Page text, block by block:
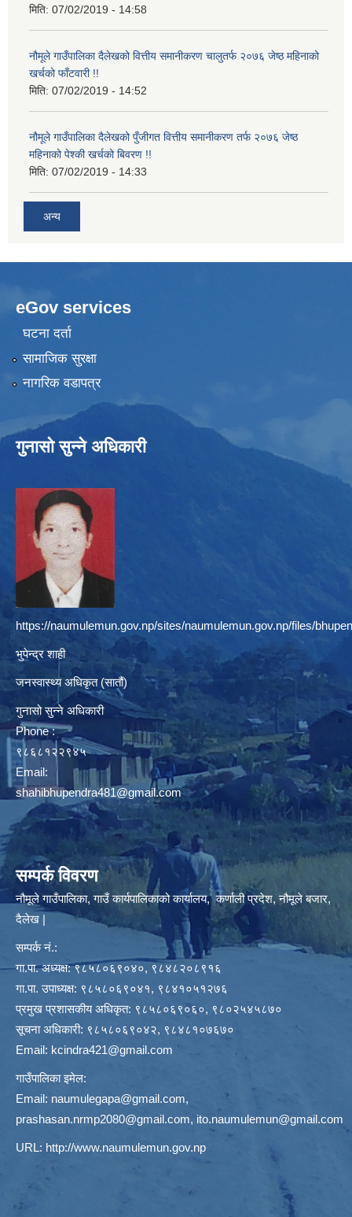
मिति: 07/02/2019 - 14:58
नौमूले गाउँपालिका दैलेखको वित्तीय समानीकरण चालुतर्फ २०७६ जेष्ठ महिनाको
खर्चको फाँटवारी !!
मिति: 07/02/2019 - 14:52
नौमूले गाउँपालिका दैलेखको पुँजीगत वित्तीय समानीकरण तर्फ २०७६ जेष्ठ
महिनाको पेश्की खर्चको बिवरण !!
मिति: 07/02/2019 - 14:33
अन्य
eGov services
घटना दर्ता
सामाजिक सुरक्षा
नागरिक वडापत्र
गुनासो सुन्ने अधिकारी
https://naumulemun.gov.np/sites/naumulemun.gov.np/files/
भुपेन्द्र शाही
जनस्वास्थ्य अधिकृत (सातौं)
गुनासो सुन्ने अधिकारी
Phone :
९८६८१२२९४५
Email:
shahibhupendra481@gmail.com
सम्पर्क विवरण
नौमूले गाउँपालिका, गाउँ कार्यपालिकाको कार्यालय, कर्णाली प्रदेश, नौमूले बजार,
दैलेख |
सम्पर्क नं.:
गा.पा. अध्यक्ष: ९८५८०६९०४०, ९८४८२०८९१६
गा.पा. उपाध्यक्ष: ९८५८०६९०४१, ९८४१०५१२७६
प्रमुख प्रशासकीय अधिकृत: ९८५८०६९०६०, ९८०२५४५८७०
सूचना अधिकारी: ९८५८०६९०४२, ९८४८१०७६७०
Email: kcindra421@gmail.com
गाउँपालिका इमेल:
Email: naumulegapa@gmail.com,
prashasan.nrmp2080@gmail.com, ito.naumulemun@gmail.com
URL: http://www.naumulemun.gov.np